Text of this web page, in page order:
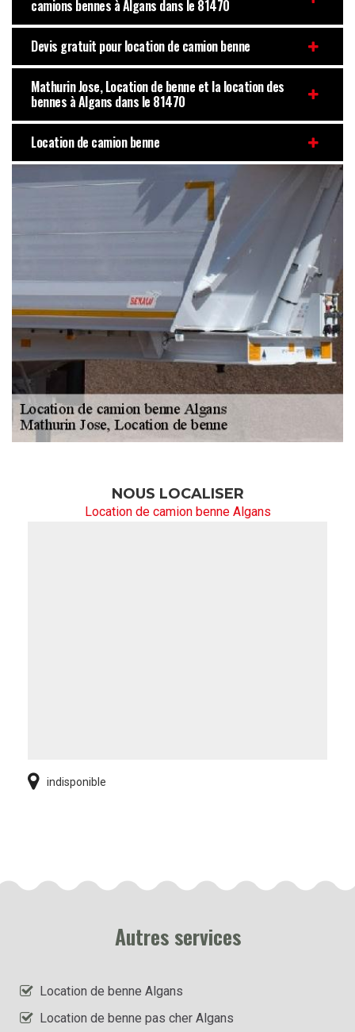
camions bennes à Algans dans le 81470
Devis gratuit pour location de camion benne
Mathurin Jose, Location de benne et la location des
bennes à Algans dans le 81470
Location de camion benne
NOUS LOCALISER
Location de camion benne Algans
indisponible
Autres services
Location de benne Algans
Location de benne pas cher Algans